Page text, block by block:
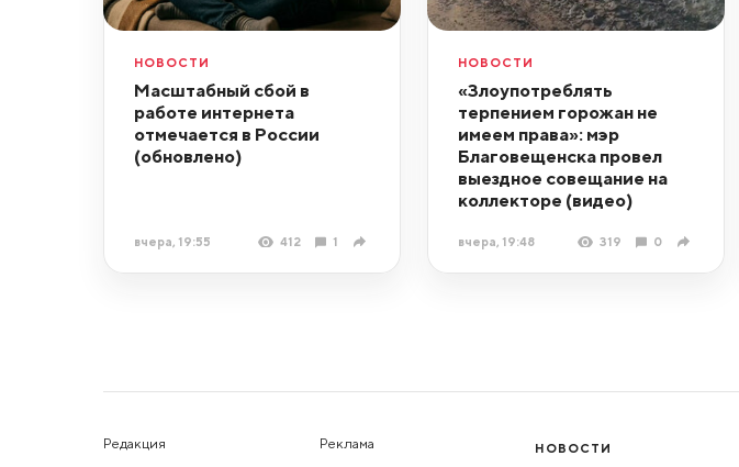
НОВОСТИ
Масштабный сбой в
работе интернета
отмечается в России
(обновлено)
вчера, 19:55 412 1
НОВОСТИ
«Злоупотреблять
терпением горожан не
имеем права»: мэр
Благовещенска провел
выездное совещание на
коллекторе (видео)
вчера, 19:48 319 0
Редакция Реклама НОВОСТИ